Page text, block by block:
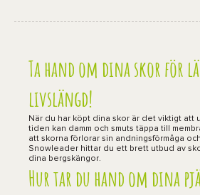
Ta hand om dina skor för
livslängd!
När du har köpt dina skor är det viktigt att
tiden kan damm och smuts täppa till
att skorna förlorar sin andningsförmåga
Snowleader hittar du ett brett utbud av
dina bergskängor.
Hur tar du hand om dina